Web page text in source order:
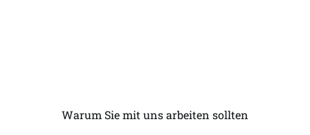
Warum Sie mit uns arbeiten sollten